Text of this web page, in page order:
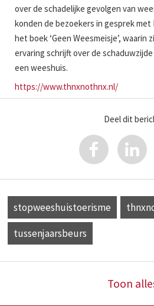
over de schadelijke gevolgen van
konden de bezoekers in gesprek met
het boek ‘Geen Weesmeisje’, waarin
ervaring schrijft over de
een weeshuis.
https://www.thnxnothnx.nl/
Deel dit
stopweeshuistoerisme
tussenjaarsbeurs
Toon